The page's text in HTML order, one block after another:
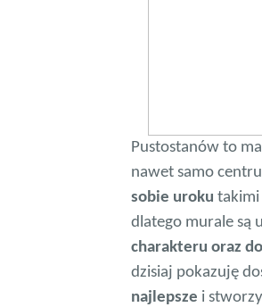
Pustostanów to
nawet samo
sobie uroku takimi
dlatego murale są
charakteru oraz
dzisiaj pokazuję
najlepsze i